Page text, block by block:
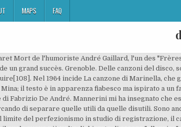
MAPS FAQ
il cantautore invece non riesce a trovare il coraggio e a vincere la timidezza per esibirsi in pubblico, verso il quale aveva più volte dichiarato di essere "allergico" e di patirne un "timore oscuro". La prima esibizione dal vivo avvenne alla Bussola di Marina di Pietrasanta, il 16 marzo 1975, per poi dare inizio ad un tour con due componenti dei New Trolls, con i quali aveva già collaborato nel 1968 per i testi del loro disco Senza orario senza bandiera (Belleno e D'Adamo), e due dei Nuova Idea (Belloni e Usai). ANDRÉ GREEN, « La mère morte » (1980), in Narcissisme de vie, narcissisme de mort (1983), Paris, Éditions de Minuit, 222-253 Suivre cet auteur Vincent Estellon Dans 45 commentaires de textes en psychopathologie psychanalytique (2012) , pages 119 à 127 Dopo continui rifiuti, nel gennaio 1975 è lo stesso De André a contattare Bernardini, proponendogli un "pacchetto" di 100 serate alla cifra complessiva di 300 milioni di lire che, con sorpresa del proponente, venne accettata. Il disco successivo, del 1971, è Non al denaro, non all'amore né al cielo, libero adattamento (eseguito insieme a Giuseppe Bentivoglio) di alcune poesie della Antologia di Spoon River, opera poetica di Edgar Lee Masters; le musiche sono composte insieme a Nicola Piovani. Nel 1975 collabora con il giovane Francesco De Gregori nella scrittura della maggior parte dei brani dell'album Volume VIII, non privo di sperimentazione,[126] in cui sono affrontate tematiche esistenziali quali il disagio verso il mondo borghese (Canzone per l'estate e l'autobiografica Amico fragile, in cui è affrontato il tema della difficoltà di comunicazione, una delle canzoni predilette dal cantautore e di cui è per l'ultima volta autore unico di musica e testo[127]). [16] Sovente, insieme a Paolo Villaggio, cercava invece di sbarcare il lunario con lavori saltuari, anche imbarcandosi, d'estate, sulle navi da crociera come musicista per le feste di bordo[54]. Il primo album pubblicato fu Tutto Fabrizio De André del 1966; seguirono altri 13 album in studio, l'ultimo dei quali è Anime salve del 1996. La sua canzone d'autore è musicalmente scarna nonché incentrata sulle melodie e sulla voce profonda. ... sono la stessa persona ed e` una storia di vita e di morte, tutto qua. E saranno proprio questi due ultimi 45 giri ad aprirgli le porte del successo. Dopo il rapimento, la visione religiosa di De André ebbe una nuova evoluzione: umanista nel suo prestare attenzione all'uomo – in contrapposizione con la fede in un Dio, creazione dell'uomo stesso –, De André è uscito da quell'esperienza con un rinnovato rispetto nella fede e la divinità[191]. Francesca De André torna a parlare di nonno Fabrizio e svela un mistero nato dopo la sua morte. Secondo quanto affermato dal cantautore in un'intervista al Corriere della Sera, nel 1964 ha sostenuto l'esame di ammissione come autore della parte letteraria alla SIAE di Roma per poter depositare a proprio nome le canzoni (in realtà la data è sicuramente errata, in quanto De André già nel 1961 firmava i testi e le musiche delle sue canzoni, depositandole alla SIAE[70]); nel 1997, durante la consegna del Premio Lunezia, ha confessato di aver utilizzato una buona parte del testo della canzone Le foglie morte di Jacques Prévert nella prova di esame[71]. a cura di Riccardo Bertoncelli